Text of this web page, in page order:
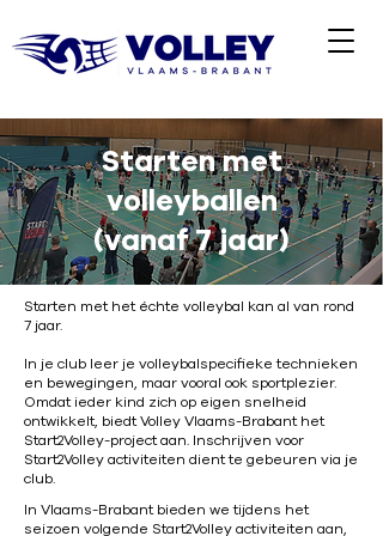
Starten met
volleyballen
(vanaf 7 jaar)
Starten met het échte volleybal kan al van rond
7 jaar.
In je club leer je volleybalspecifieke technieken
en bewegingen, maar vooral ook sportplezier.
Omdat ieder kind zich op eigen snelheid
ontwikkelt, biedt Volley Vlaams-Brabant het
Start2Volley-project aan. Inschrijven voor
Start2Volley activiteiten dient te gebeuren via je
club.
In Vlaams-Brabant bieden we tijdens het
seizoen volgende Start2Volley activiteiten aan,